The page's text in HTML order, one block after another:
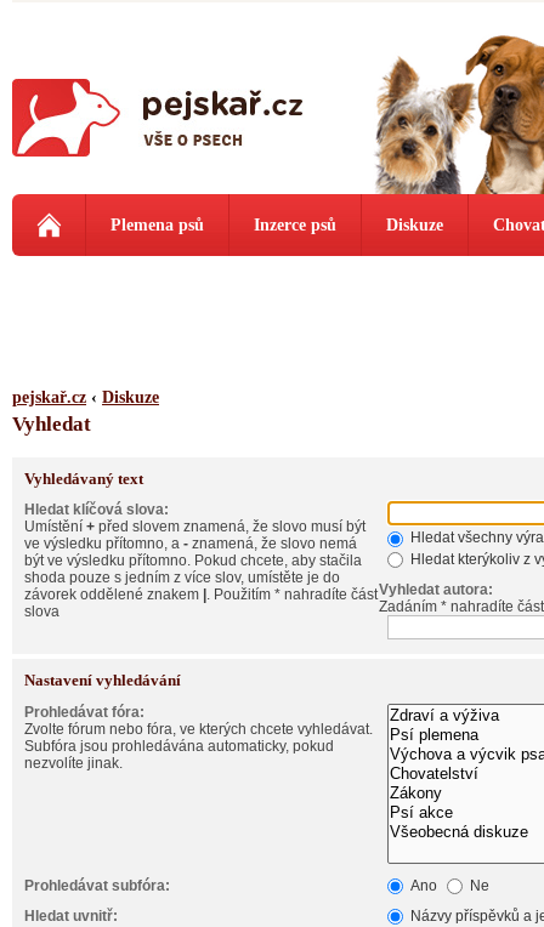
Plemena psů Inzerce psů Diskuze
pejskař.cz ‹ Diskuze
Vyhledat
Vyhledávaný text
Hledat klíčová slova:
Umístění + před slovem znamená, že slovo musí být
ve výsledku přítomno, a - znamená, že slovo nemá
být ve výsledku přítomno. Pokud chcete, aby stačila
shoda pouze s jedním z více slov, umístěte je do
závorek oddělené znakem . Použitím * nahradíte část
slova
Hledat všechny
Hledat kterýkoliv z
Vyhledat autora:
Zadáním * nahradíte
Nastavení vyhledávání
Prohledávat fóra:
Zvolte fórum nebo fóra, ve kterých chcete vyhledávat.
Subfóra jsou prohledávána automaticky, pokud
nezvolíte jinak.
Prohledávat subfóra: Ano
Ne
Hledat uvnitř:
Názvy příspěvků a